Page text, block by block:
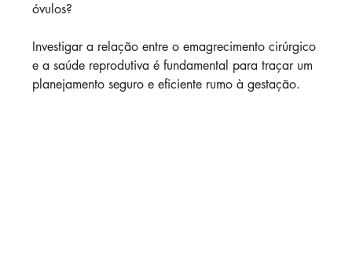
óvulos?
Investigar a relação entre o emagrecimento cirúrgico
e a saúde reprodutiva é fundamental para traçar um
planejamento seguro e eficiente rumo à gestação.